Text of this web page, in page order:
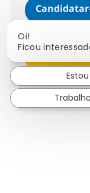
Oi!
Ficou